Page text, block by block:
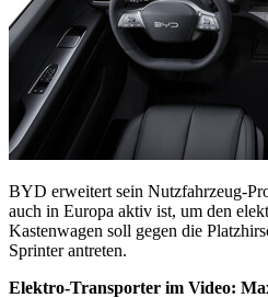
BYD erweitert sein Nutzfahrzeug-
auch in Europa aktiv ist, um den
Kastenwagen soll gegen die
Sprinter antreten.
Elektro-Transporter im Video: